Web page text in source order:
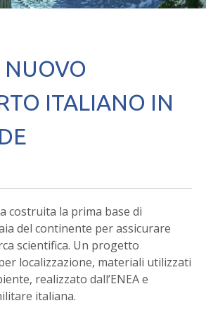
NUOVO
ITALIANO IN
costruita la prima base di
del continente per assicurare
scientifica. Un progetto
localizzazione, materiali utilizzati
realizzato dall’ENEA e
italiana.